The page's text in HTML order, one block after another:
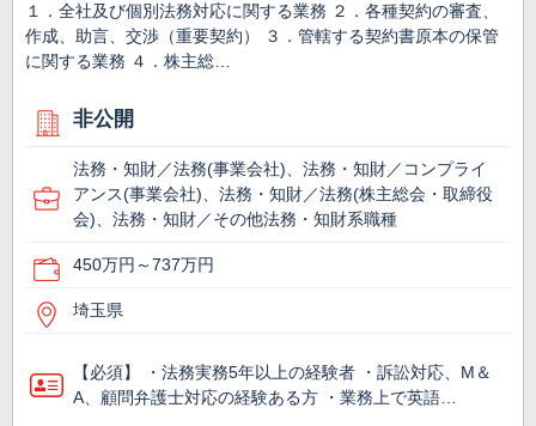
１．全社及び個別法務対応に関する業務 ２．各種契約の審査、
作成、助言、交渉（重要契約） ３．管轄する契約書原本の保管
に関する業務 ４．株主総…
非公開
法務・知財／法務(事業会社)、法務・知財／コンプライ
アンス(事業会社)、法務・知財／法務(株主総会・取締役
会)、法務・知財／その他法務・知財系職種
450万円～737万円
埼玉県
【必須】 ・法務実務5年以上の経験者 ・訴訟対応、M＆
A、顧問弁護士対応の経験ある方 ・業務上で英語…